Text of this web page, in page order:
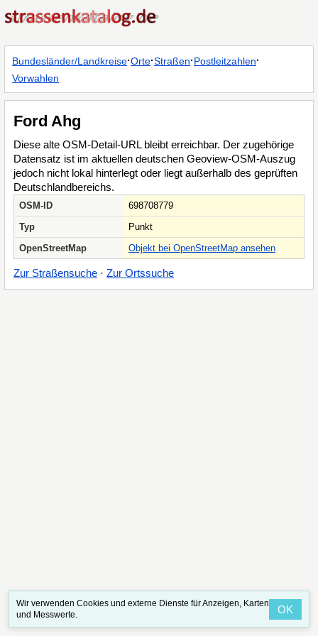
Bundesländer/Landkreise·Orte·Straßen·Postleitzahlen·
Vorwahlen
Ford Ahg
Diese alte OSM-Detail-URL bleibt erreichbar. Der zugehörige
Datensatz ist im aktuellen deutschen Geoview-OSM-Auszug
jedoch nicht lokal hinterlegt oder liegt außerhalb des geprüften
Deutschlandbereichs.
OSM-ID
698708779
Typ
Punkt
OpenStreetMap
Objekt bei OpenStreetMap ansehen
Zur Straßensuche · Zur Ortssuche
Wir verwenden Cookies und externe Dienste für Anzeigen, Karten
und Messwerte.
OK